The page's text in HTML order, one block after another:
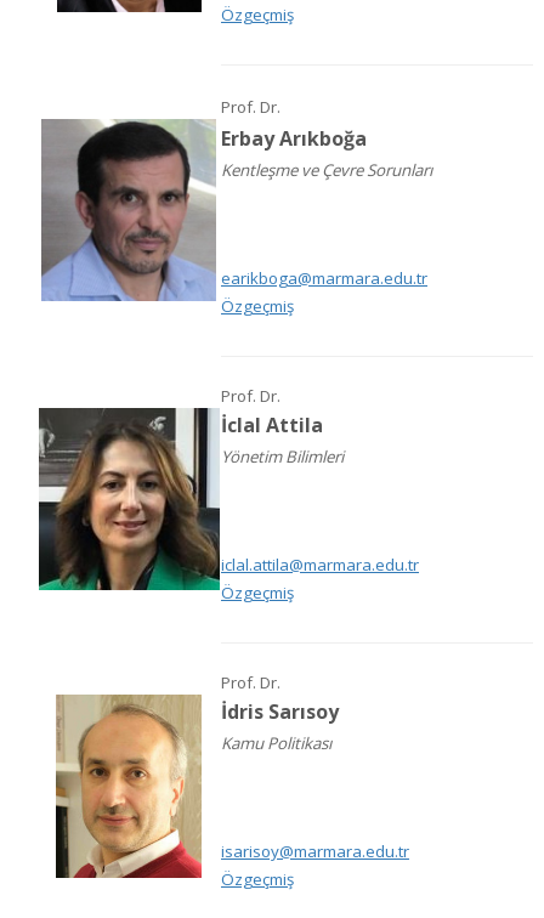
Özgeçmiş
Prof. Dr.
Erbay Arıkboğa
Kentleşme ve Çevre Sorunları
earikboga@marmara.edu.tr
Özgeçmiş
Prof. Dr.
İclal Attila
Yönetim Bilimleri
iclal.attila@marmara.edu.tr
Özgeçmiş
Prof. Dr.
İdris Sarısoy
Kamu Politikası
isarisoy@marmara.edu.tr
Özgeçmiş